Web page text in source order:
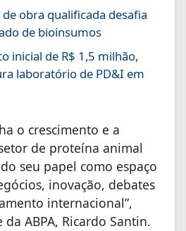
obra qualificada desafia
de bioinsumos
inicial de R$ 1,5 milhão,
laboratório de PD&I em
o crescimento e a
de proteína animal
seu papel como espaço
inovação, debates
internacional”,
ABPA, Ricardo Santin.